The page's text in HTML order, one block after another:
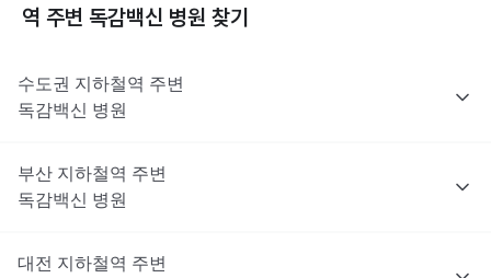
역 주변 독감백신 병원 찾기
수도권 지하철역 주변
독감백신
병원
부산 지하철역 주변
독감백신
병원
대전 지하철역 주변